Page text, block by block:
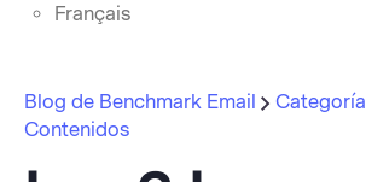
Français
Blog de Benchmark Email Categoría
Contenidos